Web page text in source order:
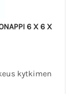
6 X 6 X
kytkimen